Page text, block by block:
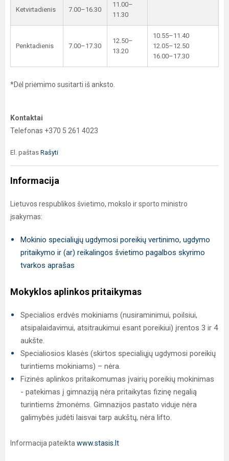
Ketvirtadienis 7.00–16.30
11.00–
11.30
Penktadienis 7.00–17.30
12.50–
13.20
10.55–11.40
12.05–12.50
16.00–17.30
*Dėl priėmimo susitarti iš anksto.
Kontaktai
Telefonas +370 5 261 4023
El. paštas Rašyti
Informacija
Lietuvos respublikos švietimo, mokslo ir sporto ministro
įsakymas:
Mokinio specialiųjų ugdymosi poreikių vertinimo, ugdymo
pritaikymo ir (ar) reikalingos švietimo pagalbos skyrimo
tvarkos aprašas
Mokyklos aplinkos pritaikymas
Specialios erdvės mokiniams (nusiraminimui, poilsiui,
atsipalaidavimui, atsitraukimui esant poreikiui) įrentos 3 ir 4
aukšte.
Specialiosios klasės (skirtos specialiųjų ugdymosi poreikių
turintiems mokiniams) – nėra.
Fizinės aplinkos pritaikomumas įvairių poreikių mokinimas
- patekimas į gimnaziją nėra pritaikytas fizinę negalią
turintiems žmonėms. Gimnazijos pastato viduje nėra
galimybės judėti laisvai tarp aukštų, nėra lifto.
Informacija pateiktawww.stasis.lt